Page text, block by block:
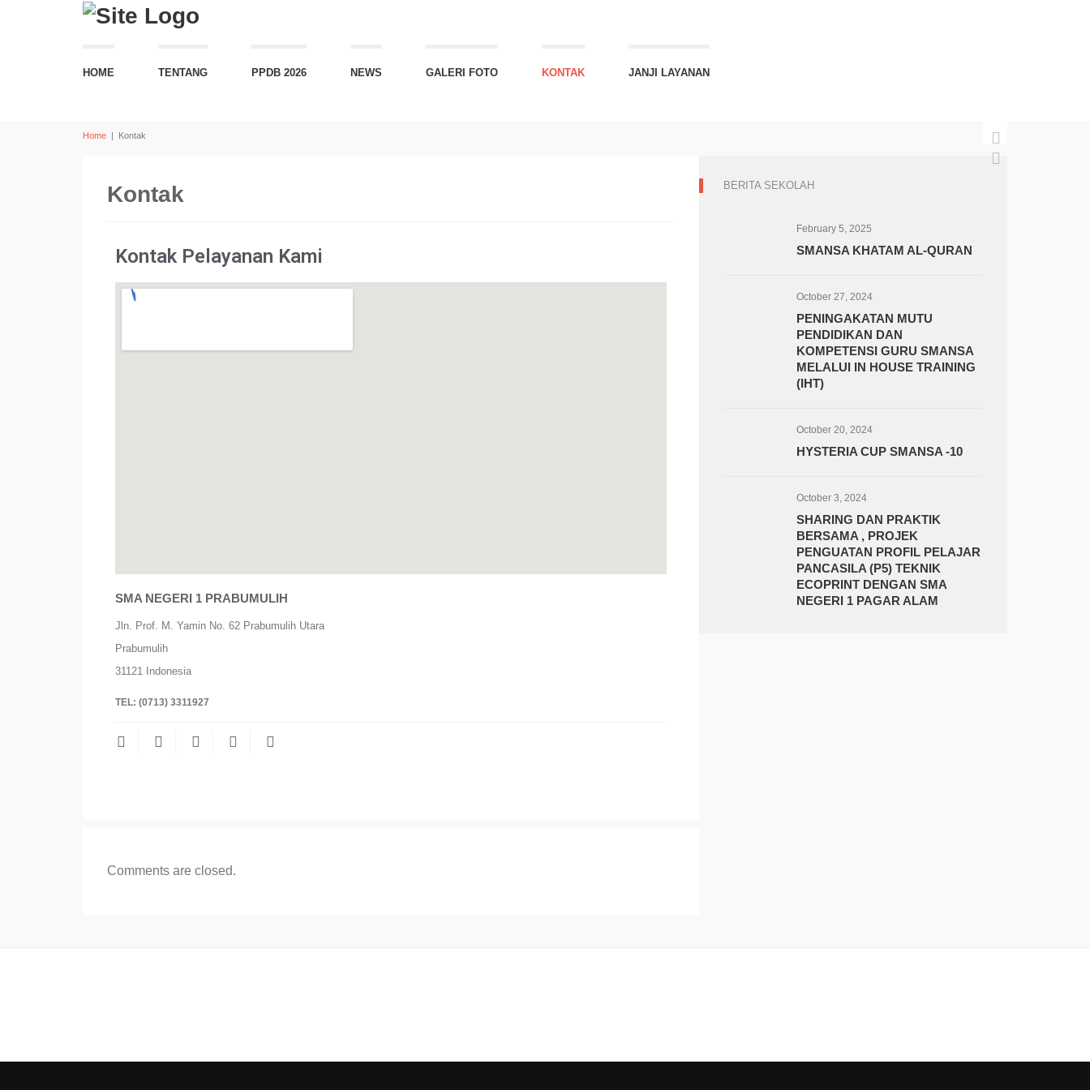
HOME TENTANG PPDB 2026 NEWS GALERI FOTO KONTAK JANJI LAYANAN
Home | Kontak
Kontak
Kontak Pelayanan Kami
SMA NEGERI 1 PRABUMULIH
Jln. Prof. M. Yamin No. 62 Prabumulih Utara
Prabumulih
31121 Indonesia
TEL: (0713) 3311927
Comments are closed.
BERITA SEKOLAH
February 5, 2025
SMANSA KHATAM AL-QURAN
October 27, 2024
PENINGAKATAN MUTU
PENDIDIKAN DAN
KOMPETENSI GURU SMANSA
MELALUI IN HOUSE TRAINING
(IHT)
October 20, 2024
HYSTERIA CUP SMANSA -10
October 3, 2024
SHARING DAN PRAKTIK
BERSAMA , PROJEK
PENGUATAN PROFIL PELAJAR
PANCASILA (P5) TEKNIK
ECOPRINT DENGAN SMA
NEGERI 1 PAGAR ALAM